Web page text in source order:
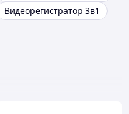
Видеорегистратор 3в1